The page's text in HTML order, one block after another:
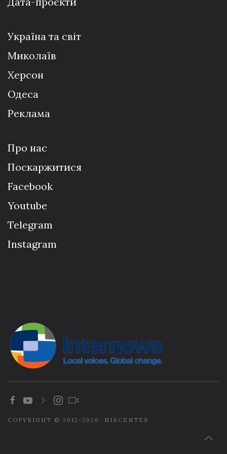
Україна та світ
Миколаїв
Херсон
Одеса
Реклама
Про нас
Поскаржитися
Facebook
Youtube
Telegram
Instagram
COPYRIGHT © 2012-2026. NIKCENTER